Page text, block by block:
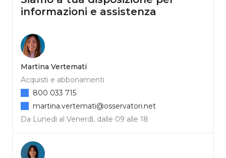
informazioni e assistenza
Martina Vertemati
Acquisti e abbonamenti
Da Lunedì al Venerdì, dalle 09 alle 18
800 033 715
martina.vertemati@osservatori.net